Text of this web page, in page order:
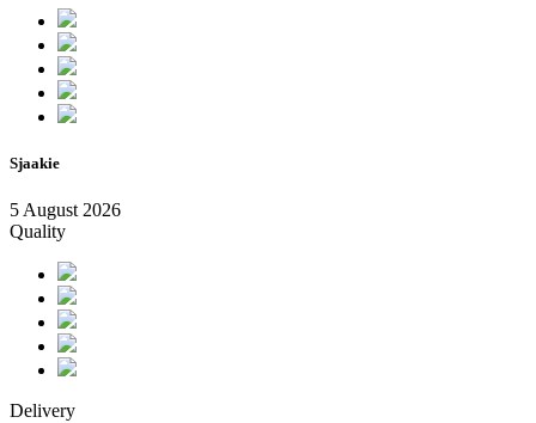
Sjaakie
5 August 2026
Quality
Delivery